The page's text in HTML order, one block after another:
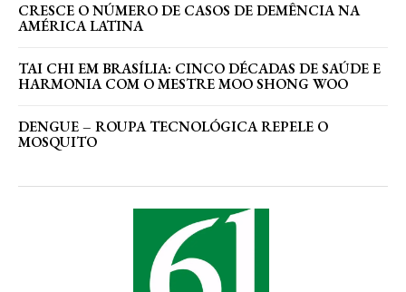
CRESCE O NÚMERO DE CASOS DE DEMÊNCIA NA
AMÉRICA LATINA
TAI CHI EM BRASÍLIA: CINCO DÉCADAS DE SAÚDE E
HARMONIA COM O MESTRE MOO SHONG WOO
DENGUE – ROUPA TECNOLÓGICA REPELE O
MOSQUITO